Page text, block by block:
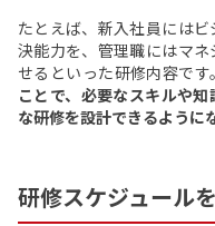
たとえば、新入社員には
決能力を、管理職にはマ
せるといった研修内容です。
ことで、必要なスキルや
な研修を設計できるように
研修スケジュール